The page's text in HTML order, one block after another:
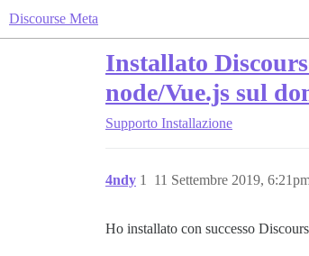
Discourse Meta
Installato
node/Vue.js sul
Supporto Installazione
4ndy 11 Settembre 2019,
1
Ho installato con successo